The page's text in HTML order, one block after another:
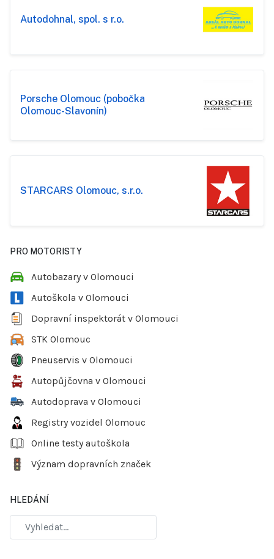
Autodohnal, spol. s r.o.
Porsche Olomouc (pobočka
Olomouc-Slavonín)
STARCARS Olomouc, s.r.o.
PRO MOTORISTY
Autobazary v Olomouci
Autoškola v Olomouci
Dopravní inspektorát v Olomouci
STK Olomouc
Pneuservis v Olomouci
Autopůjčovna v Olomouci
Autodoprava v Olomouci
Registry vozidel Olomouc
Online testy autoškola
Význam dopravních značek
HLEDÁNÍ